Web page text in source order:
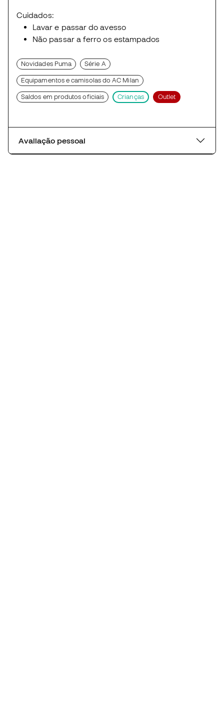
Cuidados:
Lavar e passar do avesso
Não passar a ferro os estampados
Novidades Puma Série A
Equipamentos e camisolas do AC Milan
Saldos em produtos oficiais Crianças Outlet
Avaliação pessoal